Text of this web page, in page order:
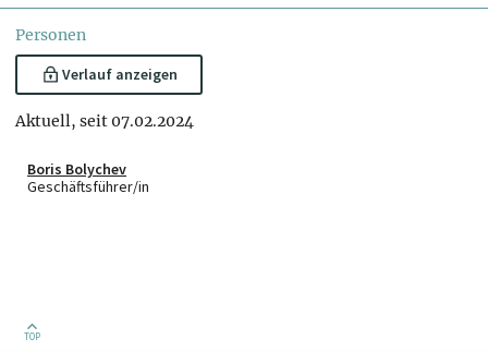
Personen
Verlauf anzeigen
Aktuell, seit 07.02.2024
Boris Bolychev
Geschäftsführer/in
TOP